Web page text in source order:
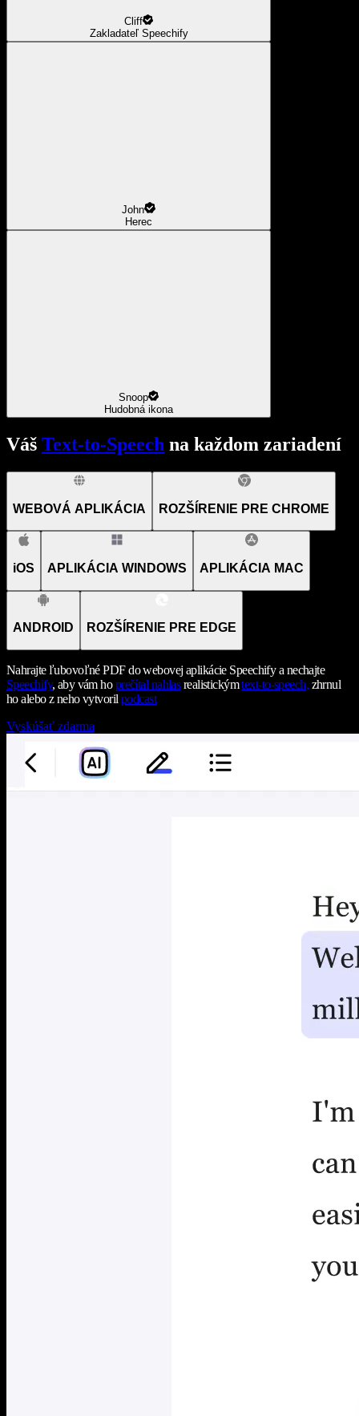
Cliff
Zakladateľ Speechify
John
Herec
Snoop
Hudobná ikona
Váš Text-to-Speech na každom zariadení
WEBOVÁ APLIKÁCIA ROZŠÍRENIE PRE CHROME
iOS APLIKÁCIA WINDOWS APLIKÁCIA MAC
ANDROID ROZŠÍRENIE PRE EDGE
Nahrajte ľubovoľné PDF do webovej aplikácie Speechify a nechajte
Speechify, aby vám hoprečítal nahlasrealistickýmtext-to-speech, zhrnul
ho alebo z neho vytvorilpodcast
Vyskúšať zdarma